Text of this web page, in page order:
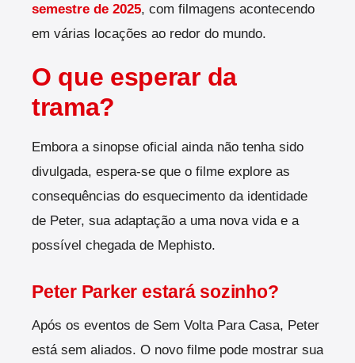
semestre de 2025, com filmagens acontecendo
em várias locações ao redor do mundo.
O que esperar da
trama?
Embora a sinopse oficial ainda não tenha sido
divulgada, espera-se que o filme explore as
consequências do esquecimento da identidade
de Peter, sua adaptação a uma nova vida e a
possível chegada de Mephisto.
Peter Parker estará sozinho?
Após os eventos de Sem Volta Para Casa, Peter
está sem aliados. O novo filme pode mostrar sua